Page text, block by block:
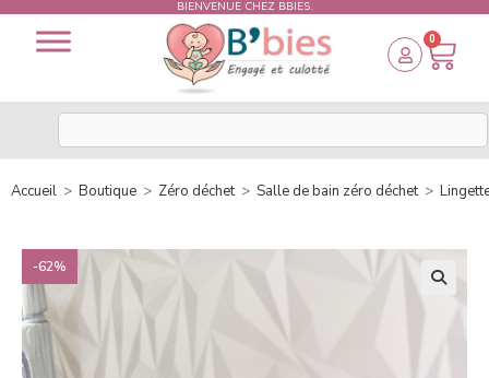
BIENVENUE CHEZ BBIES.
0
Accueil > Boutique > Zéro déchet > Salle de bain zéro déchet >
-62%